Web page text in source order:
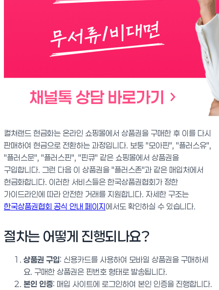
컬쳐랜드 현금화는 온라인 쇼핑몰에서 상품권을 구매한 후 이를 다시
판매하여 현금으로 전환하는 과정입니다. 보통 "모아핀", "플러스유",
"플러스문", "플러스핀", "핀큐" 같은 쇼핑몰에서 상품권을
구입합니다. 그런 다음 이 상품권을 "플러스존"과 같은 매입처에서
현금화합니다. 이러한 서비스들은 한국상품권협회가 정한
가이드라인에 따라 안전한 거래를 지원합니다. 자세한 구조는
한국상품권협회 공식 안내 페이지에서도 확인하실 수 있습니다.
절차는 어떻게 진행되나요?
상품권 구입: 신용카드를 사용하여 모바일 상품권을 구매하세
요. 구매한 상품권은 핀번호 형태로 발송됩니다.
본인 인증: 매입 사이트에 로그인하여 본인 인증을 진행합니다.